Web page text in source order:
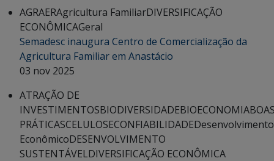
AGRAERAgricultura FamiliarDIVERSIFICAÇÃO
ECONÔMICAGeral
Semadesc inaugura Centro de Comercialização da
Agricultura Familiar em Anastácio
03 nov 2025
ATRAÇÃO DE
INVESTIMENTOSBIODIVERSIDADEBIOECONOMIA
PRÁTICASCELULOSECONFIABILIDADEDesenvolvimento
EconômicoDESENVOLVIMENTO
SUSTENTÁVELDIVERSIFICAÇÃO ECONÔMICA